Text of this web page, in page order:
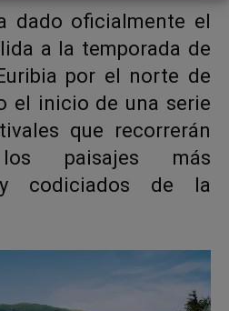
dado oficialmente el
a la temporada de
por el norte de
el inicio de una serie
que recorrerán
paisajes más
y codiciados de la